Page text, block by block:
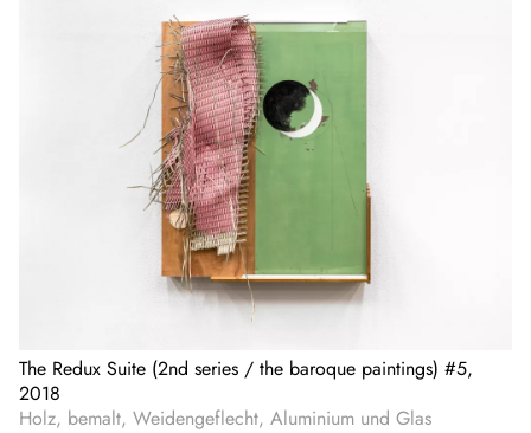
The Redux Suite (2nd series / the baroque paintings) #5,
2018
Holz, bemalt, Weidengeflecht, Aluminium und Glas